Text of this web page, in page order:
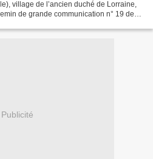
village de l’ancien duché de Lorraine,
de grande communication n° 19 de
Publicité